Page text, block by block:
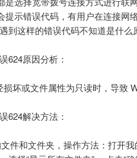
提示错误代码，有用户在连接网
到这样的错误代码不知道是什
624原因分析：
坏或文件属性为只读时，导致
624解决方法：
件和文件夹，操作方法：打